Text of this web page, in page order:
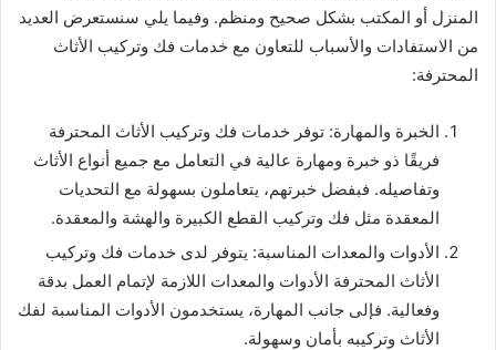
المنزل أو المكتب بشكل صحيح ومنظم. وفيما يلي سنستعرض العديد
من الاستفادات والأسباب للتعاون مع خدمات فك وتركيب الأثاث
المحترفة:
الخبرة والمهارة: توفر خدمات فك وتركيب الأثاث المحترفة
فريقًا ذو خبرة ومهارة عالية في التعامل مع جميع أنواع الأثاث
وتفاصيله. فبفضل خبرتهم، يتعاملون بسهولة مع التحديات
المعقدة مثل فك وتركيب القطع الكبيرة والهشة والمعقدة.
الأدوات والمعدات المناسبة: يتوفر لدى خدمات فك وتركيب
الأثاث المحترفة الأدوات والمعدات اللازمة لإتمام العمل بدقة
وفعالية. فإلى جانب المهارة، يستخدمون الأدوات المناسبة لفك
الأثاث وتركيبه بأمان وسهولة.